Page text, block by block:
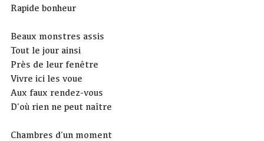
Rapide bonheur
Beaux monstres assis
Tout le jour ainsi
Près de leur fenêtre
Vivre ici les voue
Aux faux rendez-vous
D'où rien ne peut naître
Chambres d'un moment